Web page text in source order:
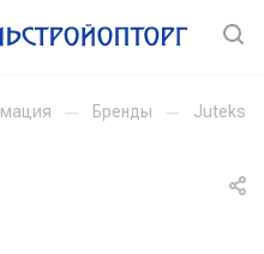
— Бренды — Juteks